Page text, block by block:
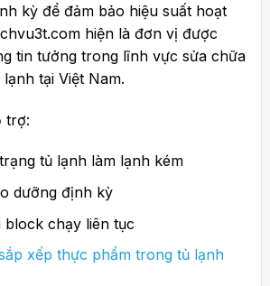
kỳ để đảm bảo hiệu suất hoạt
hiện là đơn vị được
tin tưởng trong lĩnh vực sửa chữa
tại Việt Nam.
trợ:
tủ lạnh làm lạnh kém
dưỡng định kỳ
block chạy liên tục
xếp thực phẩm trong tủ lạnh